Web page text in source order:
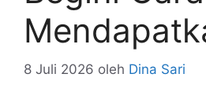
8 Juli 2026 oleh Dina Sari